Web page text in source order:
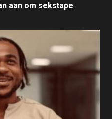
aan om sekstape